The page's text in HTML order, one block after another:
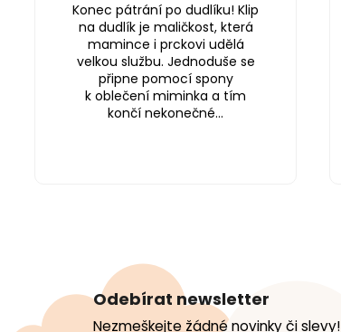
Konec pátrání po dudlíku! Klip
na dudlík je maličkost, která
mamince i prckovi udělá
velkou službu. Jednoduše se
připne pomocí spony
k oblečení miminka a tím
končí nekonečné...
Odebírat newsletter
Nezmeškejte žádné novinky či slevy!